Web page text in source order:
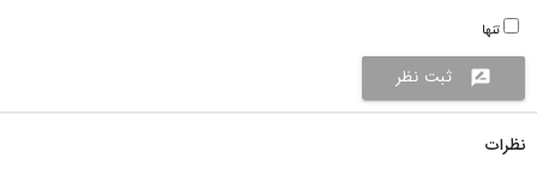
تنها
rate_review ثبت نظر
نظرات